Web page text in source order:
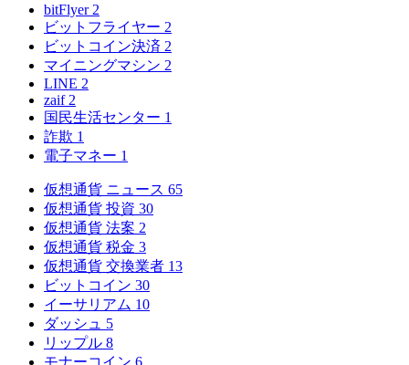
bitFlyer 2
ビットフライヤー 2
ビットコイン決済 2
マイニングマシン 2
LINE 2
zaif 2
国民生活センター 1
詐欺 1
電子マネー 1
仮想通貨 ニュース 65
仮想通貨 投資 30
仮想通貨 法案 2
仮想通貨 税金 3
仮想通貨 交換業者 13
ビットコイン 30
イーサリアム 10
ダッシュ 5
リップル 8
モナーコイン 6